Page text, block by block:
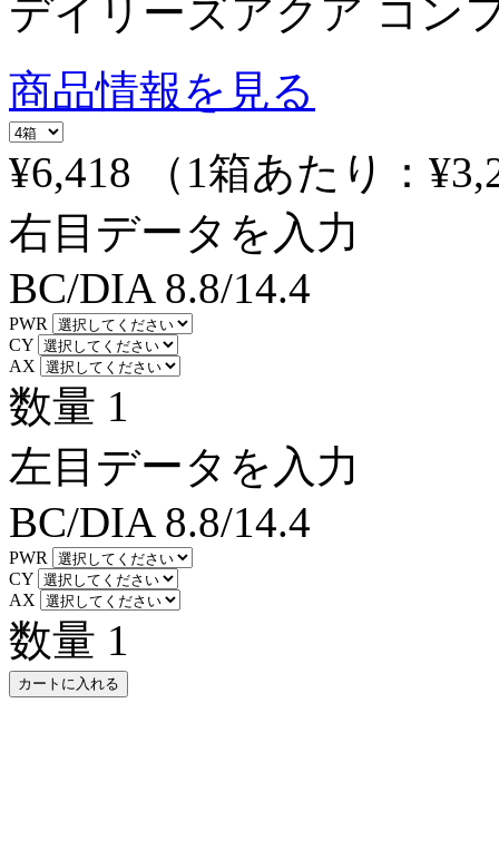
デイリーズアクア コン
商品情報を見る
¥6,418
（1箱あたり：
右目データを入力
BC/DIA 8.8/14.4
PWR
CY
AX
数量 1
左目データを入力
BC/DIA 8.8/14.4
PWR
CY
AX
数量 1
カートに入れる